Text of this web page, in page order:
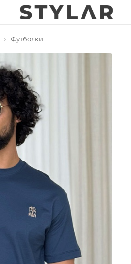
Футболки